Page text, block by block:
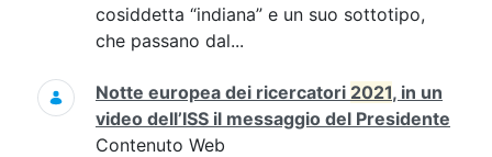
cosiddetta “indiana” e un suo sottotipo,
che passano dal...
Notte europea dei ricercatori 2021, in un
video dell’ISS il messaggio del Presidente
Contenuto Web